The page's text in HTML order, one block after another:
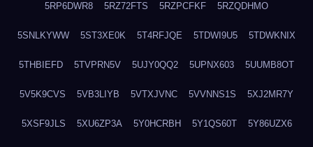
5RP6DWR8 5RZ72FTS 5RZPCFKF 5RZQDHMO
5SNLKYWW 5ST3XE0K 5T4RFJQE 5TDWI9U5 5TDWKNIX
5THBIEFD 5TVPRN5V 5UJY0QQ2 5UPNX603 5UUMB8OT
5V5K9CVS 5VB3LIYB 5VTXJVNC 5VVNNS1S 5XJ2MR7Y
5XSF9JLS 5XU6ZP3A 5Y0HCRBH 5Y1QS60T 5Y86UZX6